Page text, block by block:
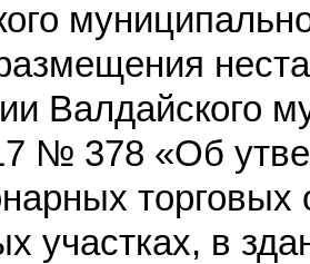
Валдайского
№ 378 «Об
участках, в